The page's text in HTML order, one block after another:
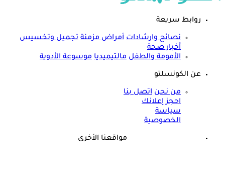
روابط سريعة
نصائح وارشادات أمراض مزمنة تجميل وتخسيس
أخبار صحة
الأمومة والطفل مالتيميديا موسوعة الأدوية
عن الكونسلتو
من نحن اتصل بنا
احجز إعلانك
سياسة
الخصوصية
مواقعنا الأخرى